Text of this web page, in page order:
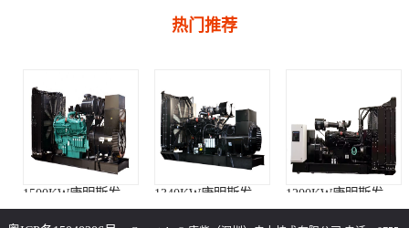
热门推荐
1500KW康明斯发电机组（KTA50-G15A柴油机） 1340KW康明斯发电机组（KTA50-GS8柴油机） 1200KW康明斯发电机组（KTA50-G8柴油机）